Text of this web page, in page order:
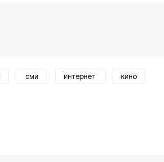
сми интернет кино